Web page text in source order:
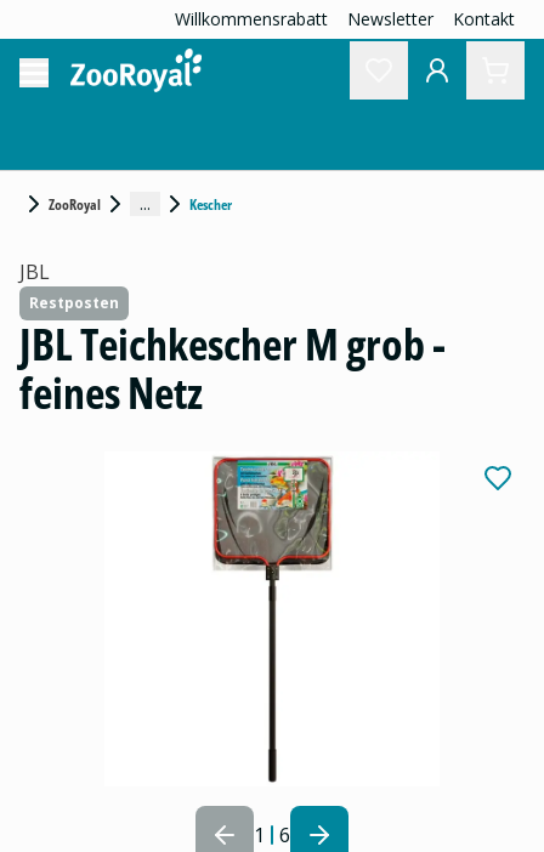
Willkommensrabatt Newsletter Kontakt
ZooRoyal ... Kescher
1 6
JBL
Restposten
JBL Teichkescher M grob -
feines Netz